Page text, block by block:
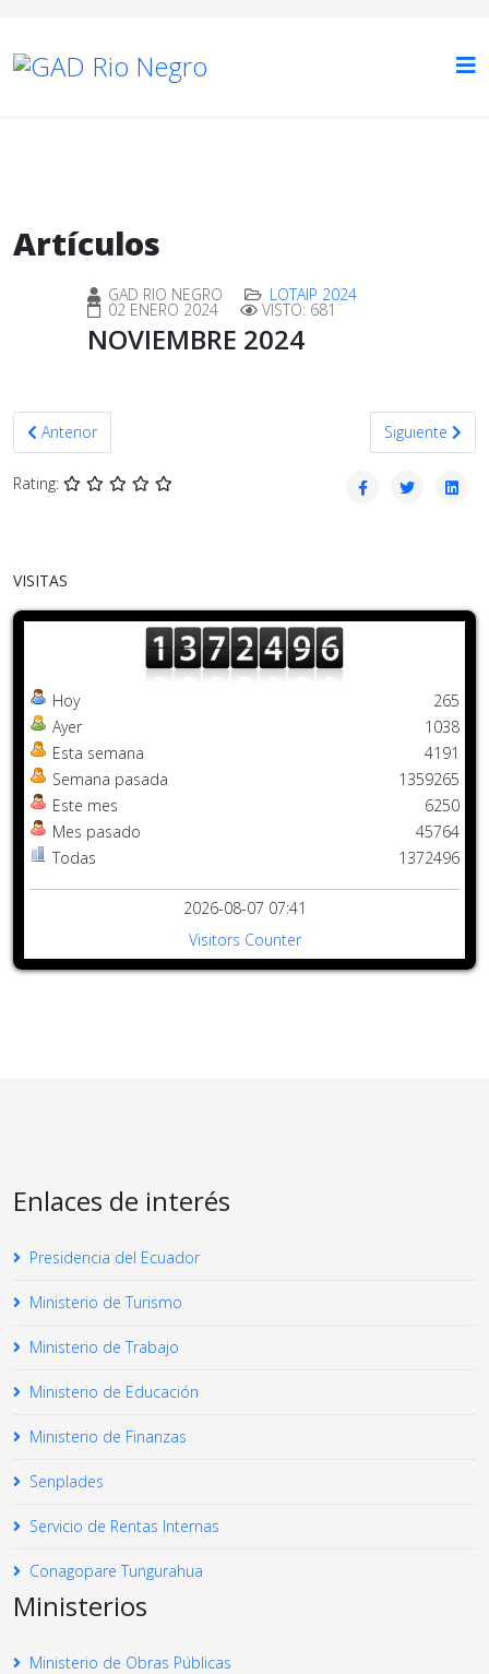
Artículos
GAD RIO NEGRO LOTAIP 2024
02 ENERO 2024 VISTO: 681
NOVIEMBRE 2024
Artículo anterior: OCTUBRE 2024
Anterior Artículo
Siguiente
Rating:
VISITAS
Hoy
Ayer
Esta semana
Semana pasada
Este mes
Mes pasado
Todas
265
1038
4191
1359265
6250
45764
1372496
2026-08-07 07:41
Visitors Counter
Enlaces de interés
Presidencia del Ecuador
Ministerio de Turismo
Ministerio de Trabajo
Ministerio de Educación
Ministerio de Finanzas
Senplades
Servicio de Rentas Internas
Conagopare Tungurahua
Ministerios
Ministerio de Obras Públicas